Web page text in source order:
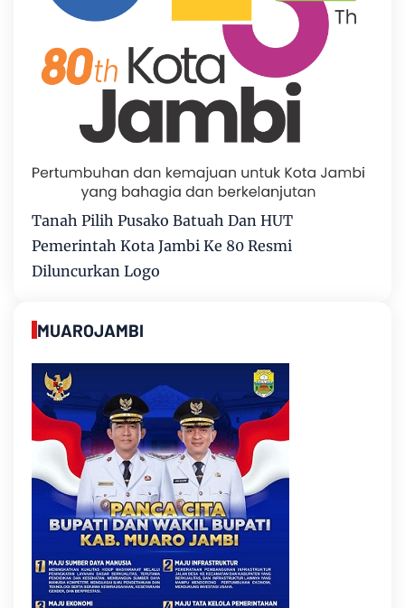
Tanah Pilih Pusako Batuah Dan HUT
Pemerintah Kota Jambi Ke 80 Resmi
Diluncurkan Logo
MUAROJAMBI